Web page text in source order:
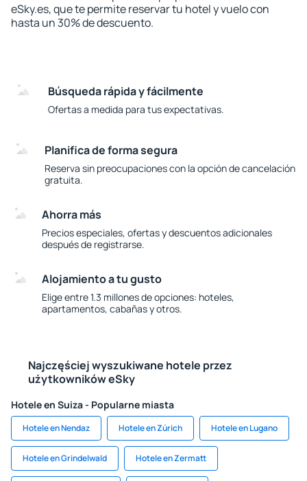
eSky.es, que te permite reservar tu hotel y vuelo con
hasta un 30% de descuento.
Búsqueda rápida y fácilmente
Ofertas a medida para tus expectativas.
Planifica de forma segura
Reserva sin preocupaciones con la opción de cancelación
gratuita.
Ahorra más
Precios especiales, ofertas y descuentos adicionales
después de registrarse.
Alojamiento a tu gusto
Elige entre 1.3 millones de opciones: hoteles,
apartamentos, cabañas y otros.
Najczęściej wyszukiwane hotele przez
użytkowników eSky
Hotele en Suiza - Popularne miasta
Hotele en Nendaz Hotele en Zúrich Hotele en Lugano
Hotele en Grindelwald Hotele en Zermatt